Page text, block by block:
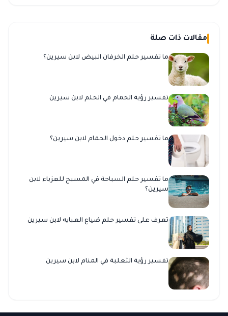
مقالات ذات صلة
ما تفسير حلم الخرفان البيض لابن سيرين؟
تفسير رؤية الحمام في الحلم لابن سيرين
ما تفسير حلم دخول الحمام لابن سيرين؟
ما تفسير حلم السباحة في المسبح للعزباء لابن
سيرين؟
تعرف على تفسير حلم ضياع العبايه لابن سيرين
تفسير رؤية الثعلبة في المنام لابن سيرين